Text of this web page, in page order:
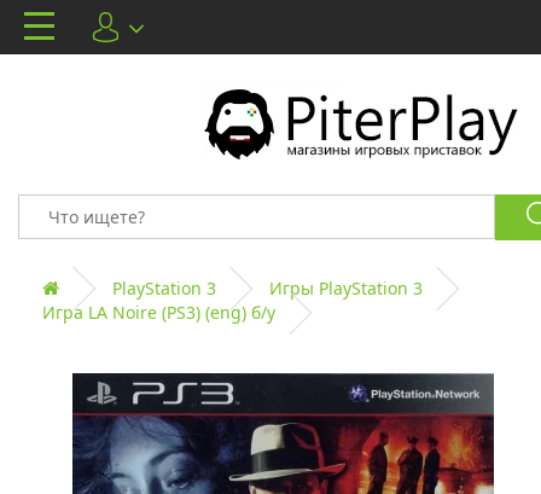
PlayStation 3
Игры PlayStation 3
Игра LA Noire (PS3) (eng) б/у